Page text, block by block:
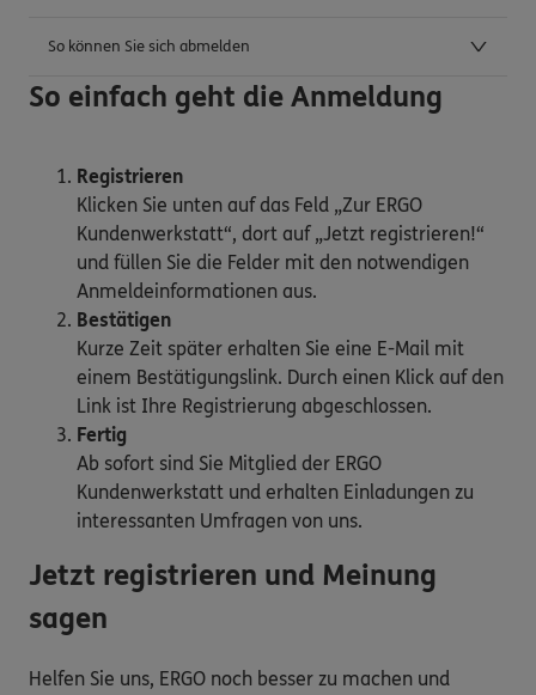
So können Sie sich abmelden
So einfach geht die Anmeldung
Registrieren
Klicken Sie unten auf das Feld „Zur ERGO
Kundenwerkstatt“, dort auf „Jetzt registrieren!“
und füllen Sie die Felder mit den notwendigen
Anmeldeinformationen aus.
Bestätigen
Kurze Zeit später erhalten Sie eine E-Mail mit
einem Bestätigungslink. Durch einen Klick auf den
Link ist Ihre Registrierung abgeschlossen.
Fertig
Ab sofort sind Sie Mitglied der ERGO
Kundenwerkstatt und erhalten Einladungen zu
interessanten Umfragen von uns.
Jetzt registrieren und Meinung
sagen
Helfen Sie uns, ERGO noch besser zu machen und